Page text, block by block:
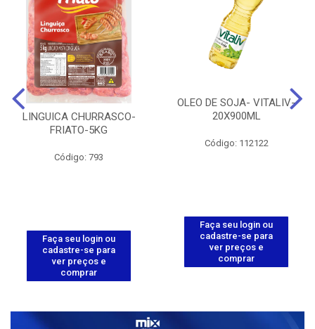
LINGUICA CHURRASCO-
FRIATO-5KG
Código: 793
Faça seu login ou
cadastre-se para
ver preços e
comprar
OLEO DE SOJA- VITALIV-
20X900ML
Código: 112122
Faça seu login ou
cadastre-se para
ver preços e
comprar